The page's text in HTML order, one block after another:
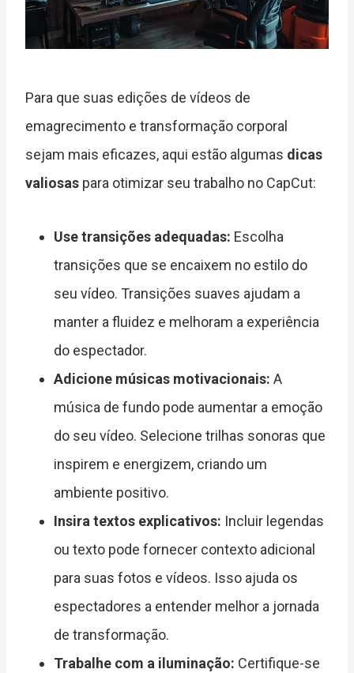
Para que suas edições de vídeos de
emagrecimento e transformação corporal
sejam mais eficazes, aqui estão algumas dicas
valiosas para otimizar seu trabalho no CapCut:
Use transições adequadas: Escolha
transições que se encaixem no estilo do
seu vídeo. Transições suaves ajudam a
manter a fluidez e melhoram a experiência
do espectador.
Adicione músicas motivacionais: A
música de fundo pode aumentar a emoção
do seu vídeo. Selecione trilhas sonoras que
inspirem e energizem, criando um
ambiente positivo.
Insira textos explicativos: Incluir legendas
ou texto pode fornecer contexto adicional
para suas fotos e vídeos. Isso ajuda os
espectadores a entender melhor a jornada
de transformação.
Trabalhe com a iluminação: Certifique-se